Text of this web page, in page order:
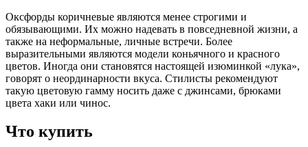
Оксфорды коричневые являются менее строгими и
обязывающими. Их можно надевать в повседневной жизни, а
также на неформальные, личные встречи. Более
выразительными являются модели коньячного и красного
цветов. Иногда они становятся настоящей изюминкой «лука»,
говорят о неординарности вкуса. Стилисты рекомендуют
такую цветовую гамму носить даже с джинсами, брюками
цвета хаки или чинос.
Что купить